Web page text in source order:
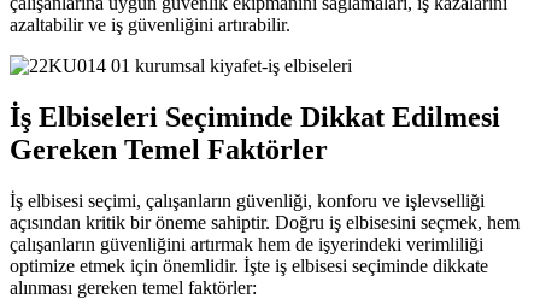
azaltabilir ve iş güvenliğini artırabilir.
İş Elbiseleri Seçiminde Dikkat Edilmesi
Gereken Temel Faktörler
İş elbisesi seçimi, çalışanların güvenliği, konforu ve işlevselliği
açısından kritik bir öneme sahiptir. Doğru iş elbisesini seçmek, hem
çalışanların güvenliğini artırmak hem de işyerindeki verimliliği
optimize etmek için önemlidir. İşte iş elbisesi seçiminde dikkate
alınması gereken temel faktörler: